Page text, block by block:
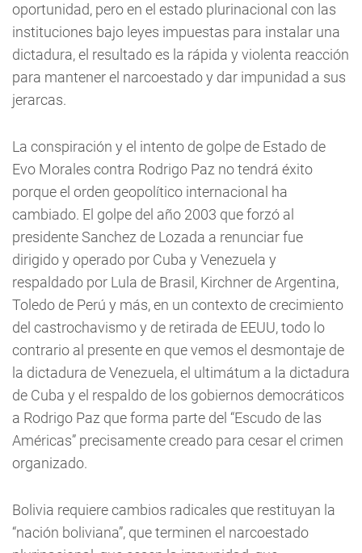
oportunidad, pero en el estado plurinacional con las
instituciones bajo leyes impuestas para instalar una
dictadura, el resultado es la rápida y violenta reacción
para mantener el narcoestado y dar impunidad a sus
jerarcas.
La conspiración y el intento de golpe de Estado de
Evo Morales contra Rodrigo Paz no tendrá éxito
porque el orden geopolítico internacional ha
cambiado. El golpe del año 2003 que forzó al
presidente Sanchez de Lozada a renunciar fue
dirigido y operado por Cuba y Venezuela y
respaldado por Lula de Brasil, Kirchner de Argentina,
Toledo de Perú y más, en un contexto de crecimiento
del castrochavismo y de retirada de EEUU, todo lo
contrario al presente en que vemos el desmontaje de
la dictadura de Venezuela, el ultimátum a la dictadura
de Cuba y el respaldo de los gobiernos democráticos
a Rodrigo Paz que forma parte del “Escudo de las
Américas” precisamente creado para cesar el crimen
organizado.
Bolivia requiere cambios radicales que restituyan la
“nación boliviana”, que terminen el narcoestado